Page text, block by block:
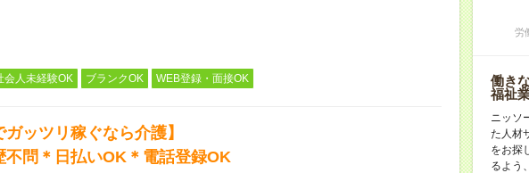
会人未経験OK ブランクOK WEB登録・面接OK
ガッツリ稼ぐなら介護】
不問＊日払いOK＊電話登録OK
労
働き
福祉
ニッソ
た人材
をお探
るよう